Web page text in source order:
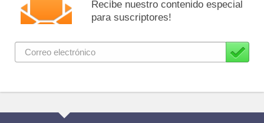
Recibe nuestro contenido especial
para suscriptores!